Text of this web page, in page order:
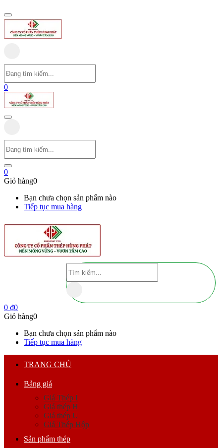
0
0
Giỏ hàng0
Bạn chưa chọn sản phẩm nào
Tiếp tục mua hàng
0 ₫0
Giỏ hàng0
Bạn chưa chọn sản phẩm nào
Tiếp tục mua hàng
TRANG CHỦ
Bảng giá
Giá Thép I
Giá thép H
Giá thép U
Giá Thép Hộp
Sản phẩm thép